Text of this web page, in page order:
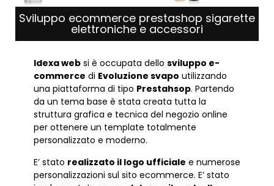
Sviluppo ecommerce prestashop sigarette
elettroniche e accessori
Idexa websi è occupata dello sviluppo e-
commerce di Evoluzione svapo utilizzando
una piattaforma di tipo Prestahsop. Partendo
da un tema base è stata creata tutta la
struttura grafica e tecnica del negozio online
per ottenere un template totalmente
personalizzato e moderno.
E’ stato realizzato il logo ufficiale e numerose
personalizzazioni sul sito ecommerce. E’ stato